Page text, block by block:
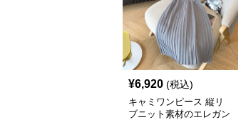
¥6,920 (税込)
キャミワンピース 縦リ
ブニット素材のエレガン